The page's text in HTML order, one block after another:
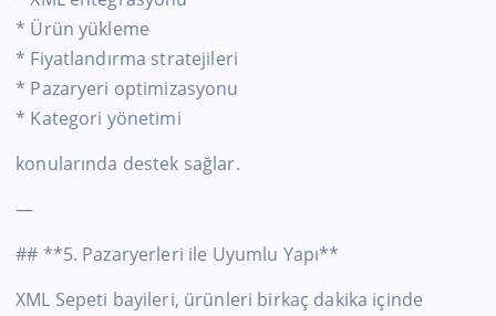
* Ürün yükleme
* Fiyatlandırma stratejileri
* Pazaryeri optimizasyonu
* Kategori yönetimi
konularında destek sağlar.
—
## **5. Pazaryerleri ile Uyumlu Yapı**
XML Sepeti bayileri, ürünleri birkaç dakika içinde